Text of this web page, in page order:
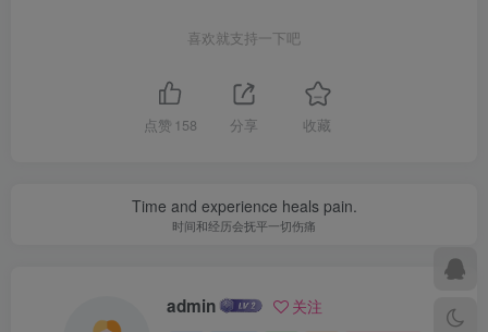
喜欢就支持一下吧
点赞 158 分享 收藏
Time and experience heals pain.
时间和经历会抚平一切伤痛
admin 关注